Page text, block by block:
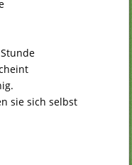
sie sich selbst